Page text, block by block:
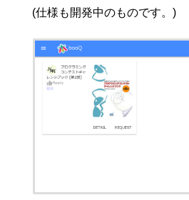
(仕様も開発中のものです。)